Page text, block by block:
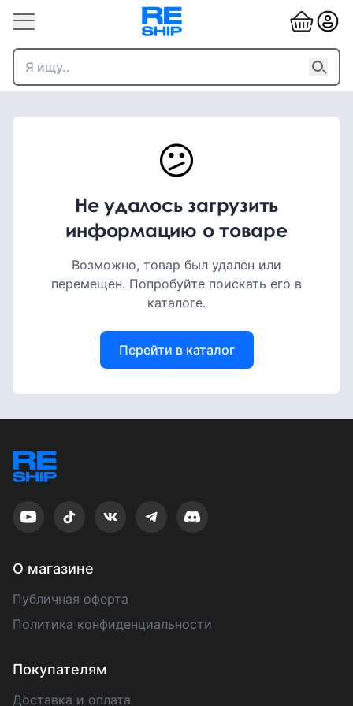
😕
Не удалось загрузить
информацию о товаре
Возможно, товар был удален или
перемещен. Попробуйте поискать его в
каталоге.
Перейти в каталог
О магазине
Публичная оферта
Политика конфиденциальности
Покупателям
Доставка и оплата